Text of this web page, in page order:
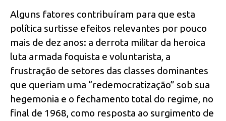
Alguns fatores contribuíram para que esta
política surtisse efeitos relevantes por pouco
mais de dez anos: a derrota militar da heroica
luta armada foquista e voluntarista, a
frustração de setores das classes dominantes
que queriam uma “redemocratização” sob sua
hegemonia e o fechamento total do regime, no
final de 1968, como resposta ao surgimento de